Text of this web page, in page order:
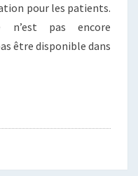
pour les patients.
n’est pas encore
être disponible dans